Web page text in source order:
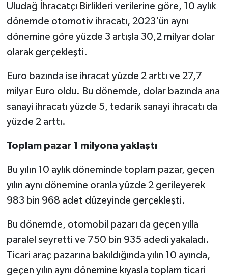
Uludağ İhracatçı Birlikleri verilerine göre, 10 aylık
dönemde otomotiv ihracatı, 2023'ün aynı
dönemine göre yüzde 3 artışla 30,2 milyar dolar
olarak gerçekleşti.
Euro bazında ise ihracat yüzde 2 arttı ve 27,7
milyar Euro oldu. Bu dönemde, dolar bazında ana
sanayi ihracatı yüzde 5, tedarik sanayi ihracatı da
yüzde 2 arttı.
Toplam pazar 1 milyona yaklaştı
Bu yılın 10 aylık döneminde toplam pazar, geçen
yılın aynı dönemine oranla yüzde 2 gerileyerek
983 bin 968 adet düzeyinde gerçekleşti.
Bu dönemde, otomobil pazarı da geçen yılla
paralel seyretti ve 750 bin 935 adedi yakaladı.
Ticari araç pazarına bakıldığında yılın 10 ayında,
geçen yılın aynı dönemine kıyasla toplam ticari